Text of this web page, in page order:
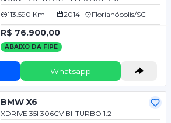
113.590 Km
2014 Florianópolis/SC
R$ 76.900,00
ABAIXO DA FIPE
Whatsapp
BMW X6
XDRIVE 35I 306CV BI-TURBO 1.2